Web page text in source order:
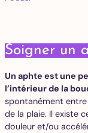
Soigner un
Un aphte est une
l’intérieur de la
spontanément entre
de la plaie. Il existe
douleur et/ou